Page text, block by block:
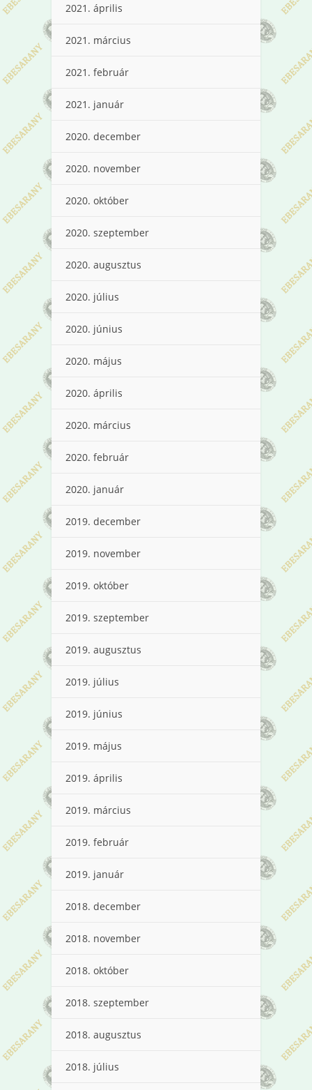
2021. április
2021. március
2021. február
2021. január
2020. december
2020. november
2020. október
2020. szeptember
2020. augusztus
2020. július
2020. június
2020. május
2020. április
2020. március
2020. február
2020. január
2019. december
2019. november
2019. október
2019. szeptember
2019. augusztus
2019. július
2019. június
2019. május
2019. április
2019. március
2019. február
2019. január
2018. december
2018. november
2018. október
2018. szeptember
2018. augusztus
2018. július